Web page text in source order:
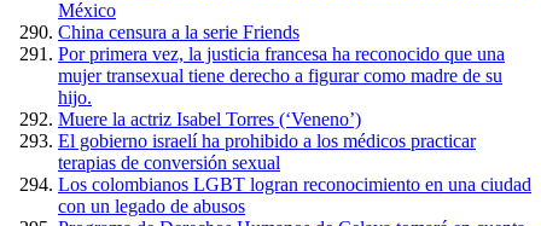
México
China censura a la serie Friends
Por primera vez, la justicia francesa ha reconocido que una
mujer transexual tiene derecho a figurar como madre de su
hijo.
Muere la actriz Isabel Torres (‘Veneno’)
El gobierno israelí ha prohibido a los médicos practicar
terapias de conversión sexual
Los colombianos LGBT logran reconocimiento en una ciudad
con un legado de abusos